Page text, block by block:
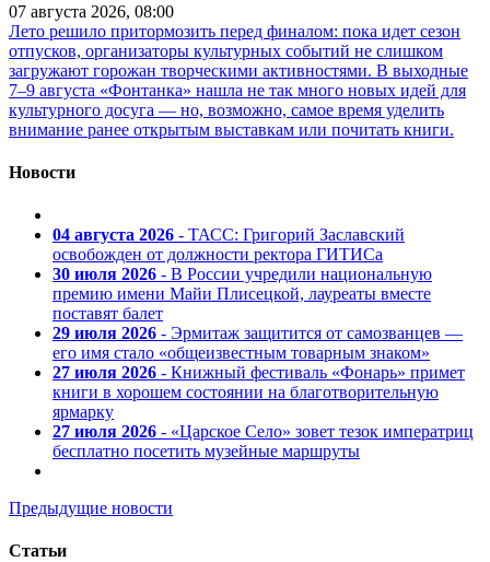
07 августа 2026, 08:00
Лето решило притормозить перед финалом: пока идет сезон
отпусков, организаторы культурных событий не слишком
загружают горожан творческими активностями. В выходные
7–9 августа «Фонтанка» нашла не так много новых идей для
культурного досуга — но, возможно, самое время уделить
внимание ранее открытым выставкам или почитать книги.
Новости
04 августа 2026 - ТАСС: Григорий Заславский
освобожден от должности ректора ГИТИСа
30 июля 2026 - В России учредили национальную
премию имени Майи Плисецкой, лауреаты вместе
поставят балет
29 июля 2026 - Эрмитаж защитится от самозванцев —
его имя стало «общеизвестным товарным знаком»
27 июля 2026 - Книжный фестиваль «Фонарь» примет
книги в хорошем состоянии на благотворительную
ярмарку
27 июля 2026 - «Царское Село» зовет тезок императриц
бесплатно посетить музейные маршруты
Предыдущие новости
Статьи